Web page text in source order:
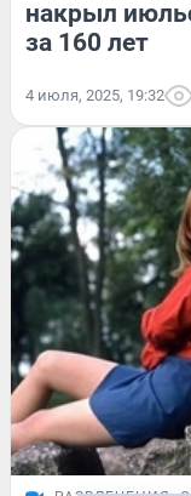
накрыл
за 160 лет
4 июля, 2025, 19:32